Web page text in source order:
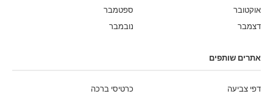
ספטמבר
אוקטובר
נובמבר
דצמבר
אתרים שותפים
כרטיסי ברכה דפי צביעה